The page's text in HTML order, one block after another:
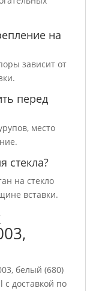
на
зависит от
перед
место
стекла?
на стекло
вставки.
белый (680)
доставкой по